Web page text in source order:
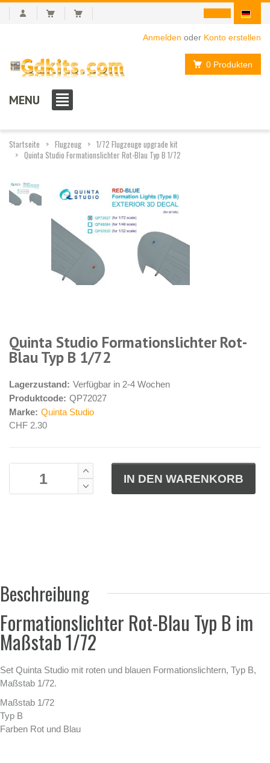
Anmelden oder Konto erstellen
0 Produkten
MENU
Startseite Flugzeug
1/72 Flugzeuge upgrade kit
Quinta Studio Formations­lichter Rot-Blau Typ B 1/72
Quinta Studio Formations­lichter Rot-
Blau Typ B 1/72
Lagerzustand: Verfügbar in 2-4 Wochen
Produktcode: QP72027
Marke: Quinta Studio
CHF 2.30
Beschreibung
Formationslichter Rot-Blau Typ B im
Maßstab 1/72
Set Quinta Studio mit roten und blauen Formationslichtern, Typ B,
Maßstab 1/72.
Maßstab 1/72
Typ B
Farben Rot und Blau